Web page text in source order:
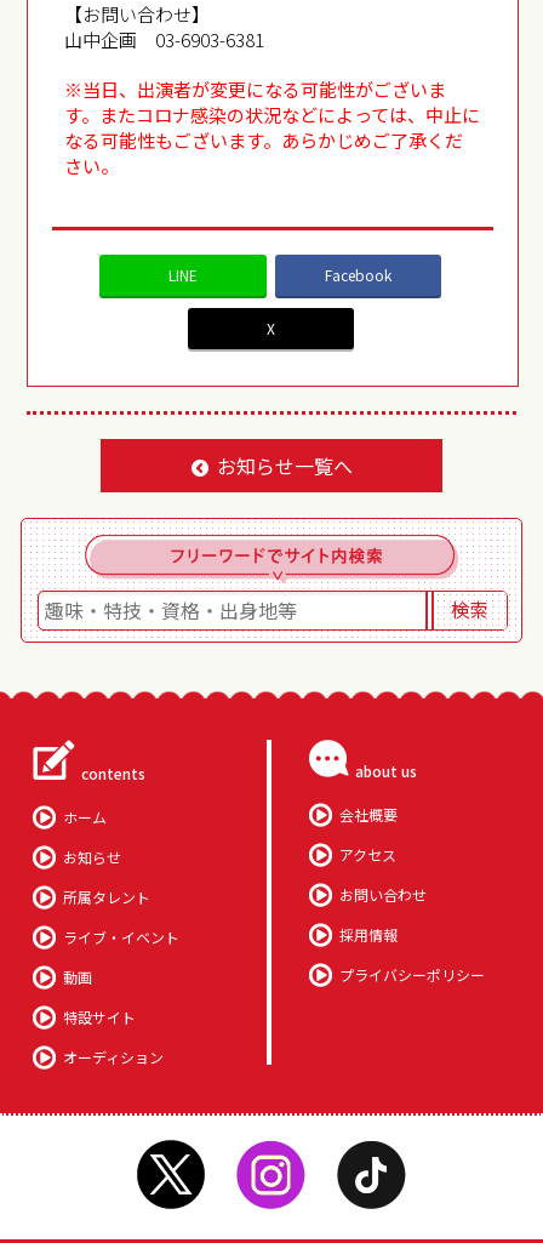
【お問い合わせ】
山中企画 03-6903-6381
※当日、出演者が変更になる可能性がございま
す。またコロナ感染の状況などによっては、中止に
なる可能性もございます。あらかじめご了承くだ
さい。
LINE Facebook
X
お知らせ一覧へ
contents
ホーム
お知らせ
所属タレント
ライブ・イベント
動画
特設サイト
オーディション
about us
会社概要
アクセス
お問い合わせ
採用情報
プライバシーポリシー